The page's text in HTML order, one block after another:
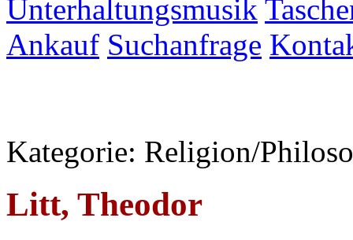
Unterhaltungsmusik
Ankauf Suchanfrage
Kategorie: Religion/
Litt, Theodor